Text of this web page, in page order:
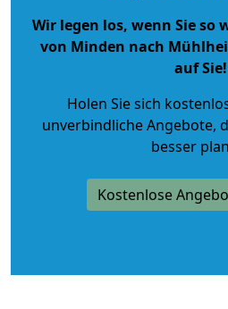
Wir legen los, wenn Sie so
von Minden nach
auf Sie!
Holen Sie sich
unverbindliche Angebote,
besser
Kostenlose